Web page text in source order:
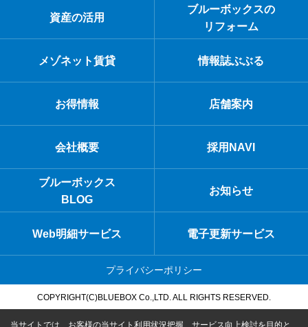
資産の活用
ブルーボックスの
リフォーム
メゾネット賃貸 情報誌ぶぶる
お得情報 店舗案内
会社概要 採用NAVI
ブルーボックス
BLOG
お知らせ
Web明細サービス 電子更新サービス
プライバシーポリシー
COPYRIGHT(C)BLUEBOX Co.,LTD. ALL RIGHTS RESERVED.
当サイトでは、お客様の当サイト利用状況把握、サービス向上検討を目的と